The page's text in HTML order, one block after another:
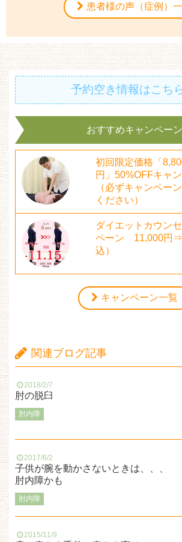
患者様の声（症例）
予約空き情報はこち
おすすめキャンペーン
初回限定価格「
円」50%OFFキャ
（必ずキャンペー
ください）
ダイエットカウン
ペーン 11,000円
込）
キャンペーン一覧
関連ブログ記事
2018/2/7
肘の脱臼
肘内障
2017/6/2
子供が腕を動かさないときは、、、
肘内障かも
肘内障
2015/11/9